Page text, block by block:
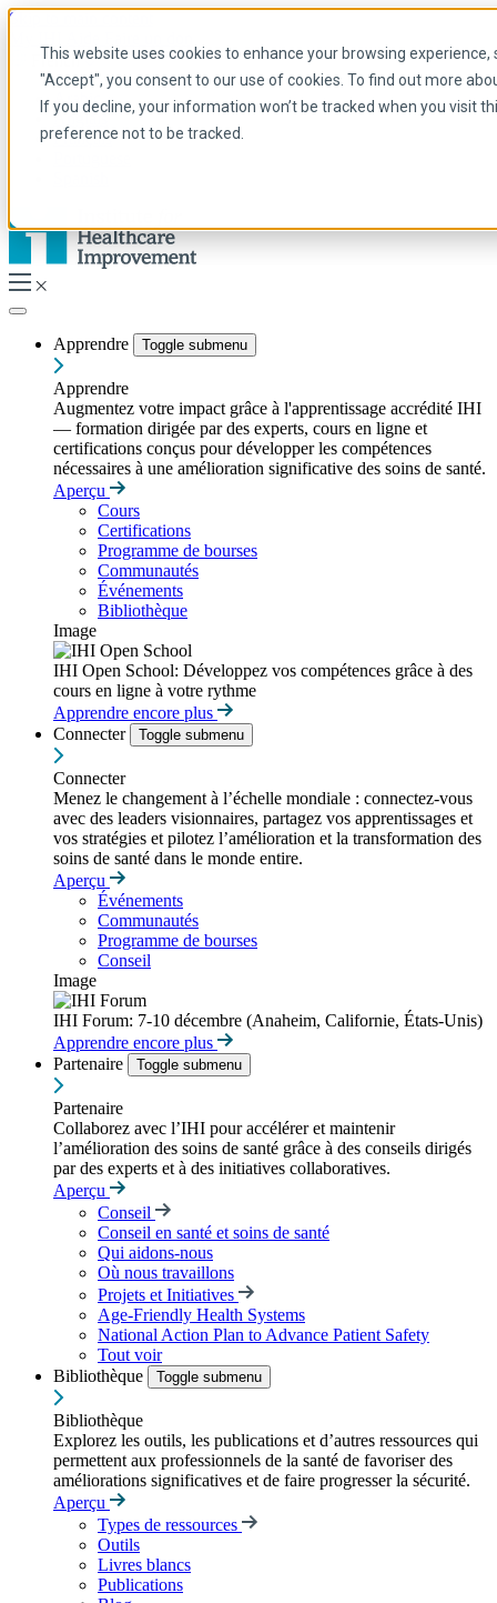
This website uses cookies to enhance your browsing
"Accept", you consent to our use of cookies. To find out more
If you decline, your information won’t be tracked when you visit
preference not to be tracked.
Skip to main content
French
Arabic
Anglais
Français
Apprendre Toggle submenu
Apprendre
Augmentez votre impact grâce à l'apprentissage accrédité IHI
— formation dirigée par des experts, cours en ligne et
certifications conçus pour développer les compétences
nécessaires à une amélioration significative des soins de santé.
Aperçu
Cours
Certifications
Programme de bourses
Communautés
Événements
Bibliothèque
Image
IHI Open School: Développez vos compétences grâce à des
cours en ligne à votre rythme
Apprendre encore plus
Connecter
Toggle submenu
Connecter
Menez le changement à l’échelle mondiale : connectez-vous
avec des leaders visionnaires, partagez vos apprentissages et
vos stratégies et pilotez l’amélioration et la transformation des
soins de santé dans le monde entire.
Aperçu
Événements
Communautés
Programme de bourses
Conseil
Image
IHI Forum: 7-10 décembre (Anaheim, Californie, États-Unis)
Apprendre encore plus
Partenaire
Toggle submenu
Partenaire
Collaborez avec l’IHI pour accélérer et maintenir
l’amélioration des soins de santé grâce à des conseils dirigés
par des experts et à des initiatives collaboratives.
Aperçu
Conseil
Conseil en santé et soins de santé
Qui aidons-nous
Où nous travaillons
Projets et Initiatives
Age-Friendly Health Systems
National Action Plan to Advance Patient Safety
Tout voir
Bibliothèque
Toggle submenu
Bibliothèque
Explorez les outils, les publications et d’autres ressources qui
permettent aux professionnels de la santé de favoriser des
améliorations significatives et de faire progresser la sécurité.
Aperçu
Types de ressources
Outils
Livres blancs
Publications